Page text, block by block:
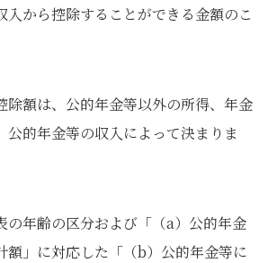
入から控除することができる金額のこ
除額は、公的年金等以外の所得、年金
公的年金等の収入によって決まりま
の年齢の区分および「（a）公的年金
額」に対応した「（b）公的年金等に